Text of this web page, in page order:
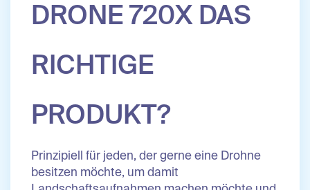
DRONE 720X DAS
RICHTIGE
PRODUKT?
Prinzipiell für jeden, der gerne eine Drohne
besitzen möchte, um damit